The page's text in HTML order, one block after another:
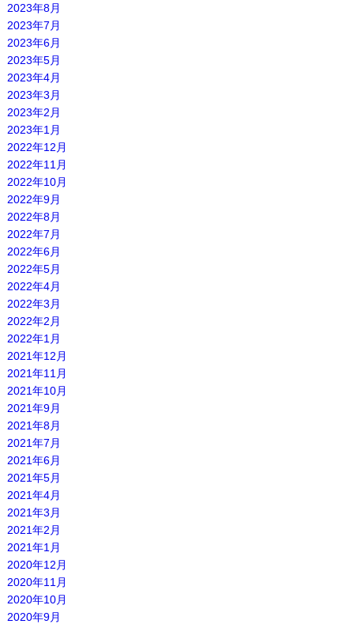
2023年8月
2023年7月
2023年6月
2023年5月
2023年4月
2023年3月
2023年2月
2023年1月
2022年12月
2022年11月
2022年10月
2022年9月
2022年8月
2022年7月
2022年6月
2022年5月
2022年4月
2022年3月
2022年2月
2022年1月
2021年12月
2021年11月
2021年10月
2021年9月
2021年8月
2021年7月
2021年6月
2021年5月
2021年4月
2021年3月
2021年2月
2021年1月
2020年12月
2020年11月
2020年10月
2020年9月